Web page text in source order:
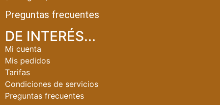
Preguntas frecuentes
DE INTERÉS...
Mi cuenta
Mis pedidos
Tarifas
Condiciones de servicios
Preguntas frecuentes